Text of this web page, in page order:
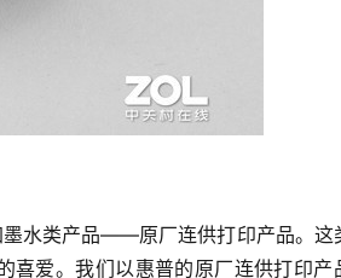
墨水类产品——原厂连供打印产品。这
喜爱。我们以惠普的原厂连供打印产